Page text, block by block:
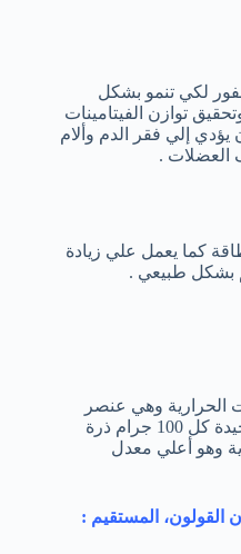
لكي تنمو بشكل
توازن الفيتامينات
إلي فقر الدم وألام
العضلات .
كما يعمل علي زيادة
بشكل طبيعي .
الحرارية وهي عنصر
رئيسي يحتاجه الجسم للبقاء بصحة جيدة كل 100 جرام ذرة
سعرة حرارية وهو أعلي معدل
القولون، المستقيم :